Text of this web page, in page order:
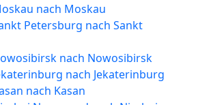
nach Moskau
Petersburg nach Sankt
nach Nowosibirsk
nach Jekaterinburg
nach Kasan